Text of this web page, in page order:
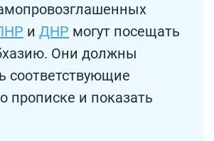
и ДНР могут посещать
Они должны
соответствующие
прописке и показать